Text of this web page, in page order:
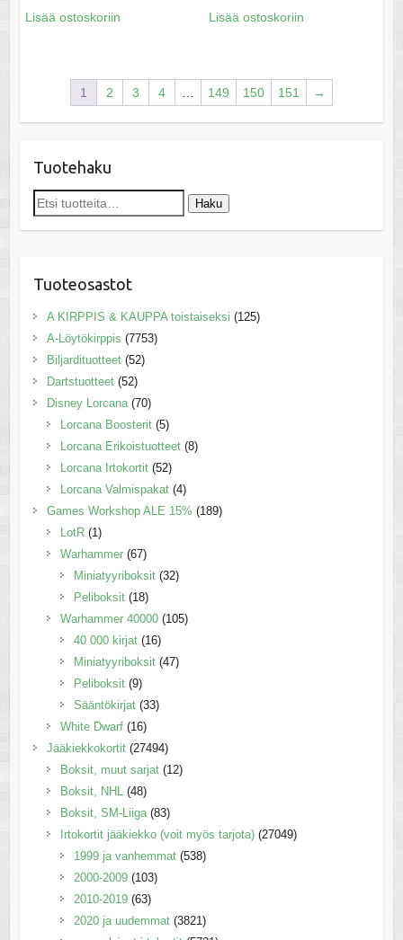
Lisää ostoskoriin Lisää ostoskoriin
1 2 3 4 149 150 151 →
Tuotehaku
Etsi: Haku
Tuoteosastot
A KIRPPIS & KAUPPA toistaiseksi (125)
A-Löytökirppis (7753)
Biljardituotteet (52)
Dartstuotteet (52)
Disney Lorcana (70)
Lorcana Boosterit (5)
Lorcana Erikoistuotteet (8)
Lorcana Irtokortit (52)
Lorcana Valmispakat (4)
Games Workshop ALE 15% (189)
LotR (1)
Warhammer (67)
Miniatyyriboksit (32)
Peliboksit (18)
Warhammer 40000 (105)
40 000 kirjat (16)
Miniatyyriboksit (47)
Peliboksit (9)
Sääntökirjat (33)
White Dwarf (16)
Jääkiekkokortit (27494)
Boksit, muut sarjat (12)
Boksit, NHL (48)
Boksit, SM-Liiga (83)
Irtokortit jääkiekko (voit myös tarjota) (27049)
1999 ja vanhemmat (538)
2000-2009 (103)
2010-2019 (63)
2020 ja uudemmat (3821)